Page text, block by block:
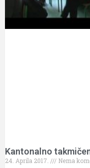
Kantonalno
24. Aprila 2017.
Nema